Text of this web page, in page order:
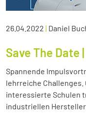
26.04.2022 | Daniel
Save The Date
Spannende
lehrreiche Challenges.
interessierte Schulen
industriellen